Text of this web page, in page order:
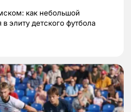
как небольшой
элиту детского футбола